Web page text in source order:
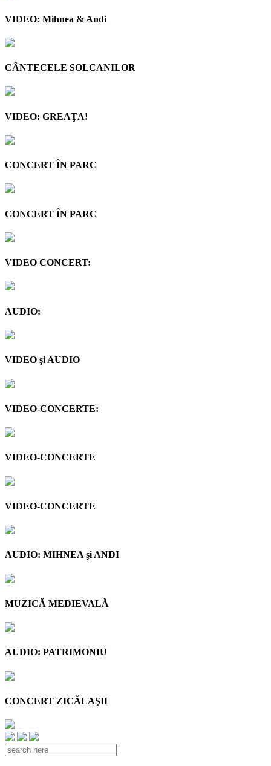
VIDEO: Mihnea & Andi
CÂNTECELE SOLCANILOR
VIDEO: GREAŢA!
CONCERT ÎN PARC
CONCERT ÎN PARC
VIDEO CONCERT:
AUDIO:
VIDEO şi AUDIO
VIDEO-CONCERTE:
VIDEO-CONCERTE
VIDEO-CONCERTE
AUDIO: MIHNEA şi ANDI
MUZICĂ MEDIEVALĂ
AUDIO: PATRIMONIU
CONCERT ZICĂLAŞII